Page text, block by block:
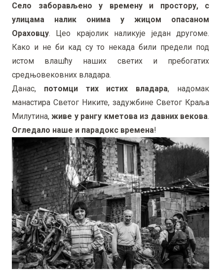
Село заборављено у времену и простору, с
улицама налик онима у жицом опасаном
Ораховцу. Цео крајолик наликује један другоме.
Како и не би кад су то некада били предели под
истом влашћу наших светих и пребогатих
средњовековних владара.
Данас, потомци тих истих владара, надомак
манастира Светог Никите, задужбине Светог Краља
Милутина,живе у рангу кметова из давних векова.
Огледало наше и парадокс времена!